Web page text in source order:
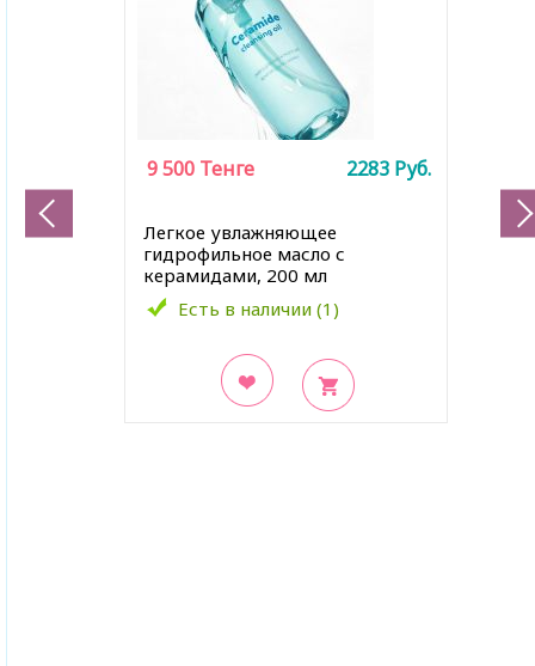
Легкое увлажняющее
гидрофильное масло с
керамидами, 200 мл
Есть в наличии (1)
9 500 Тенге 2283 Руб.